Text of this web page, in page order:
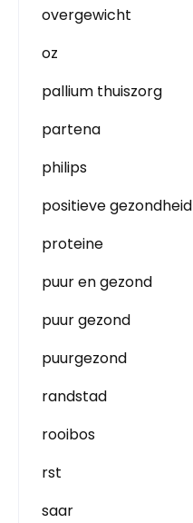
overgewicht
oz
pallium thuiszorg
partena
philips
positieve gezondheid
proteine
puur en gezond
puur gezond
puurgezond
randstad
rooibos
rst
saar